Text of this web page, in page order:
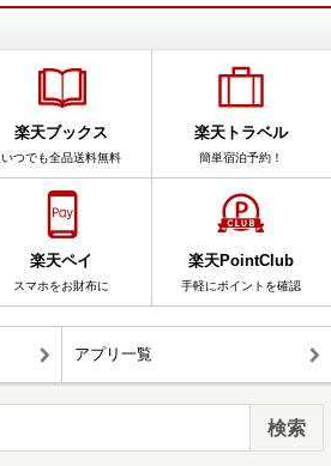
楽天ブックス
いつでも全品送料無料
楽天トラベル
簡単宿泊予約！
楽天ペイ
スマホをお財布に
楽天PointClub
手軽にポイントを確認
アプリ一覧